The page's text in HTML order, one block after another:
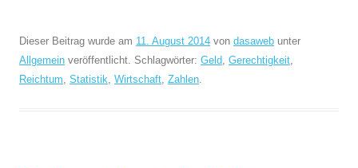
Dieser Beitrag wurde am 11. August 2014 von dasaweb unter
Allgemein veröffentlicht. Schlagwörter: Geld Gerechtigkeit
Reichtum Statistik Wirtschaft Zahlen